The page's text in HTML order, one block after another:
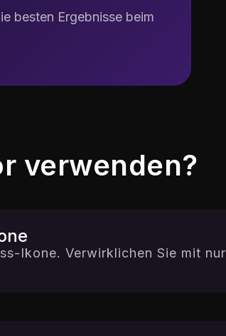
besten Ergebnisse beim
verwenden?
Ikone. Verwirklichen Sie mit nur